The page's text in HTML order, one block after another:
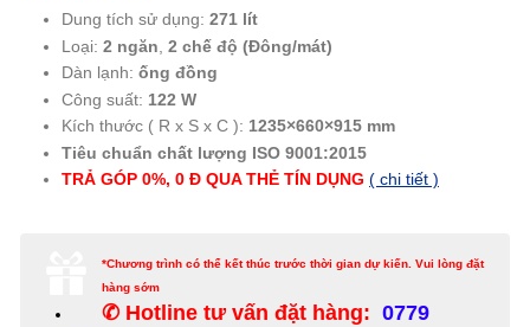
Dung tích sử dụng: 271 lít
Loại: 2 ngăn 2 chế độ (Đông/mát)
Dàn lạnh: ống đồng
Công suất: 122 W
Kích thước ( R x S x C ): 1235×660×915 mm
Tiêu chuẩn chất lượng ISO 9001:2015
TRẢ GÓP 0%, 0 Đ QUA THẺ TÍN DỤNG ( chi tiết )
*Chương trình có thể kết thúc trước thời gian dự kiến. Vui lòng đặt
hàng sớm
✆ Hotline tư vấn đặt hàng: 0779